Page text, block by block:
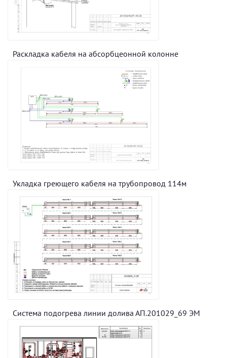
Раскладка кабеля на абсорбцеонной колонне
Укладка греющего кабеля на трубопровод 114м
Система подогрева линии долива АП.201029_69 ЭМ